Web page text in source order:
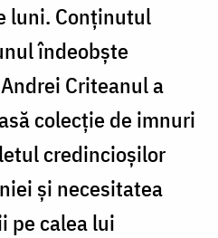
luni. Conținutul
îndeobște
Criteanul a
colecție de imnuri
credincioșilor
și necesitatea
pe calea lui